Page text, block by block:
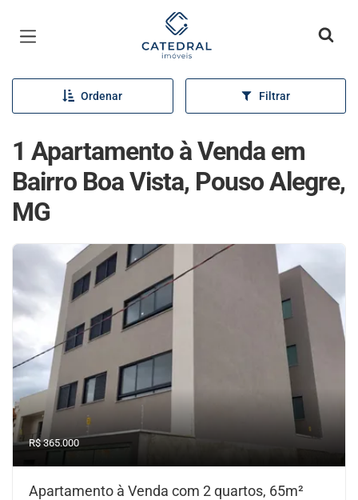
Página inicial
Ordenar Filtrar
1 Apartamento à Venda em
Bairro Boa Vista, Pouso Alegre,
MG
R$ 365.000
Apartamento à Venda com 2 quartos, 65m²